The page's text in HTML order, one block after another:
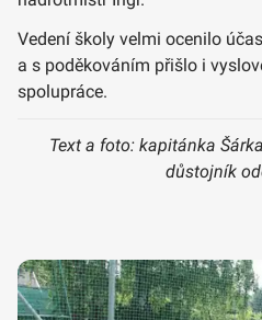
Vedení školy velmi ocenilo
a s poděkováním přišlo i
spolupráce.
Text a foto: kapitánka
důstojník